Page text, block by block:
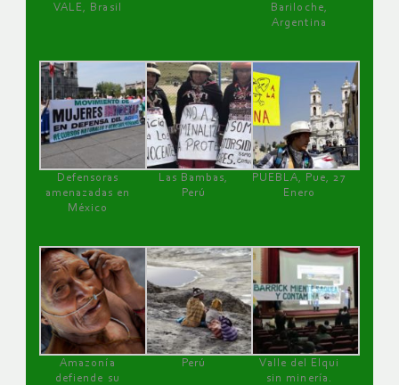
VALE, Brasil
Bariloche,
Argentina
Defensoras
amenazadas en
México
Las Bambas,
Perú
PUEBLA, Pue, 27
Enero
Amazonía
defiende su
Perú
Valle del Elqui
sin minería.